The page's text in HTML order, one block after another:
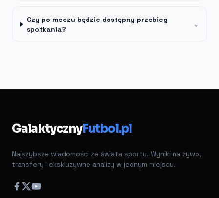
Czy po meczu będzie dostępny przebieg
spotkania?
⌄
GalaktycznyFutbol.pl
Najszybsze wiadomości ze świata sportu. Wyniki na żywo,
transfery i ekskluzywne analizy w jednym miejscu.